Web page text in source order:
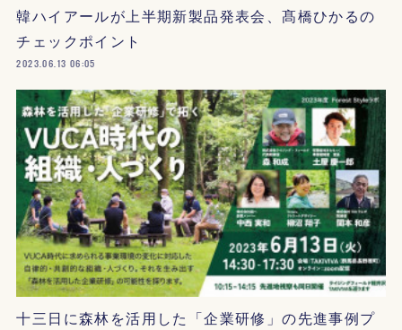
韓ハイアールが上半期新製品発表会、髙橋ひかるの
チェックポイント
2023.06.13 06:05
十三日に森林を活用した「企業研修」の先進事例プ